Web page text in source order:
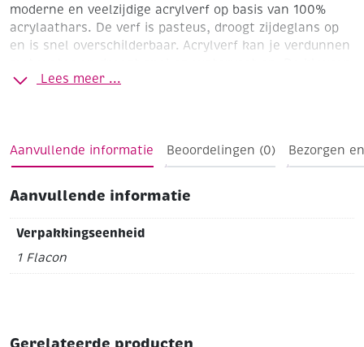
moderne en veelzijdige acrylverf op basis van 100%
acrylaathars. De verf is pasteus, droogt zijdeglans op
en is snel overschilderbaar. Acrylverf kan je verdunnen
zijn makkelijk te mengen en de verf hecht goed op
schildersdoek en papier, maar je zou ook kunnen
denken aan gips, board, hout, steen of cement. Flacon
met handige klepdeksel.
phtaloblauwdekkendFlacon van 500 ml
Lees meer ...
Aanvullende informatie Beoordelingen (0) Bezorgen
Aanvullende informatie
Verpakkingseenheid
1 Flacon